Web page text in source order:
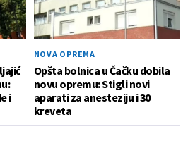
i
NOVA OPREMA
Opšta bolnica u Čačku dobila
novu opremu: Stigli novi
aparati za anesteziju i 30
kreveta